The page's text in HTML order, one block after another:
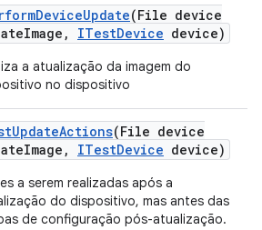
DeviceUpdate(File device
Image , ITestDevice device)
a atualização da imagem do
no dispositivo
UpdateActions(File device
Image , ITestDevice device)
a serem realizadas após a
do dispositivo, mas antes das
de configuração pós-atualização.